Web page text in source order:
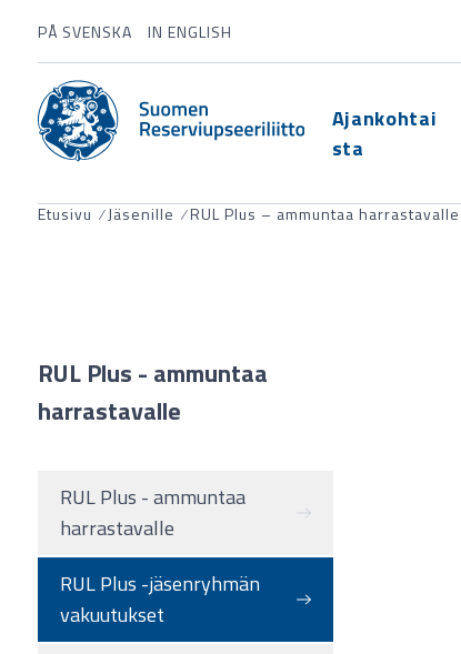
PÅ SVENSKA IN ENGLISH
Ajankohtai
sta
Etusivu ⁄Jäsenille ⁄RUL Plus – ammuntaa harrastavalle
RUL Plus - ammuntaa
harrastavalle
RUL Plus - ammuntaa
harrastavalle
RUL Plus -jäsenryhmän
vakuutukset